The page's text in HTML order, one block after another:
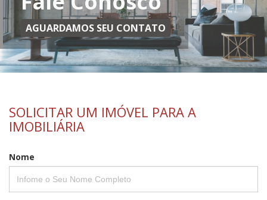
AGUARDAMOS SEU CONTATO
SOLICITAR UM IMÓVEL PARA A
IMOBILIÁRIA
Nome